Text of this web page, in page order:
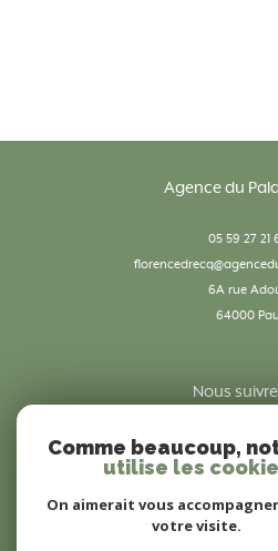
Agence du
05 59 27 21
6A rue
64000
pau
Nous
Comme beaucoup,
utilise les
On aimerait vous
votre visite.